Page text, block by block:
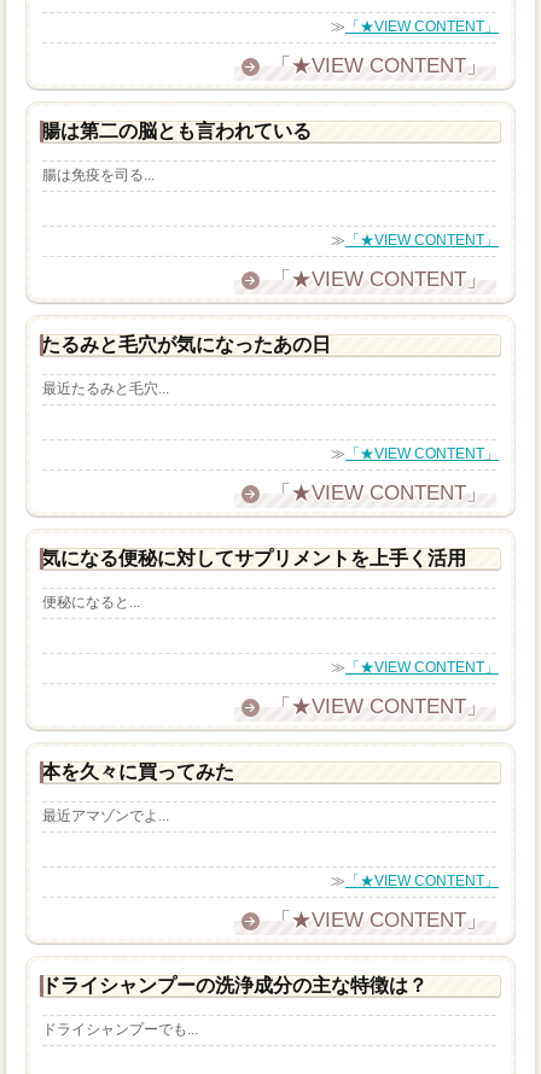
≫ 「★VIEW CONTENT」
「★VIEW CONTENT」
腸は第二の脳とも言われている
腸は免疫を司る...
≫ 「★VIEW CONTENT」
「★VIEW CONTENT」
たるみと毛穴が気になったあの日
最近たるみと毛穴...
≫ 「★VIEW CONTENT」
「★VIEW CONTENT」
気になる便秘に対してサプリメントを上手く活用
便秘になると...
≫ 「★VIEW CONTENT」
「★VIEW CONTENT」
本を久々に買ってみた
最近アマゾンでよ...
≫ 「★VIEW CONTENT」
「★VIEW CONTENT」
ドライシャンプーの洗浄成分の主な特徴は？
ドライシャンプーでも...